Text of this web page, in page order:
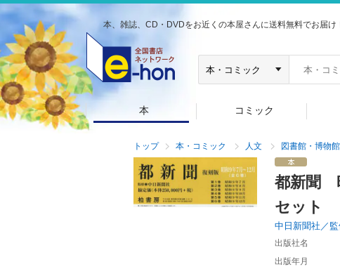
本、雑誌、CD・DVDをお近くの本屋さんに送料無料でお届け
本 コミック
トップ 本・コミック 人文 図書館・博物館
都新聞
セット
中日新聞社／監
出版社名
出版年月